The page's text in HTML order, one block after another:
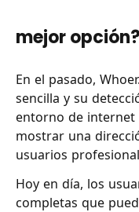
mejor opción?
En el pasado,
sencilla y su
entorno de internet
mostrar una
usuarios
Hoy en día, los
completas que